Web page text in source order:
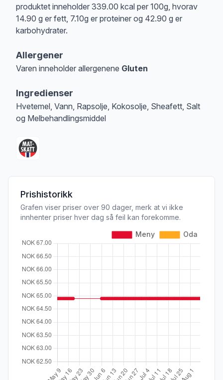
produktet inneholder 339.00 kcal per 100g, hvorav
14.90 g er fett, 7.10g er proteiner og 42.90 g er
karbohydrater.
Allergener
Varen inneholder allergenene Gluten
Ingredienser
Hvetemel, Vann, Rapsolje, Kokosolje, Sheafett, Salt
og Melbehandlingsmiddel
Prishistorikk
Grafen viser priser over 90 dager, merk at vi ikke
innhenter priser hver dag så feil kan forekomme.